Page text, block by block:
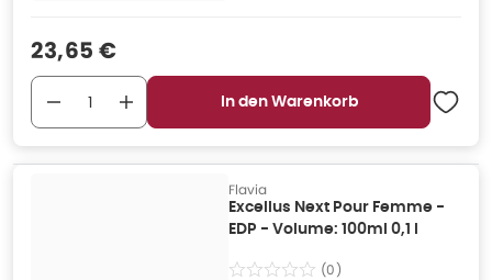
Verkaufspreis
23,65 €
In den Warenkorb
Flavia
Excellus Next Pour Femme -
EDP - Volume: 100ml 0,1 l
(0)